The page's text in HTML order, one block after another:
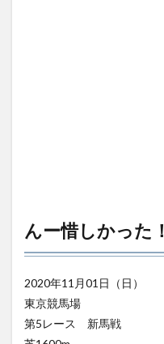
んー惜しかった！
2020年11月01日（日）
東京競馬場
第5レース 新馬戦